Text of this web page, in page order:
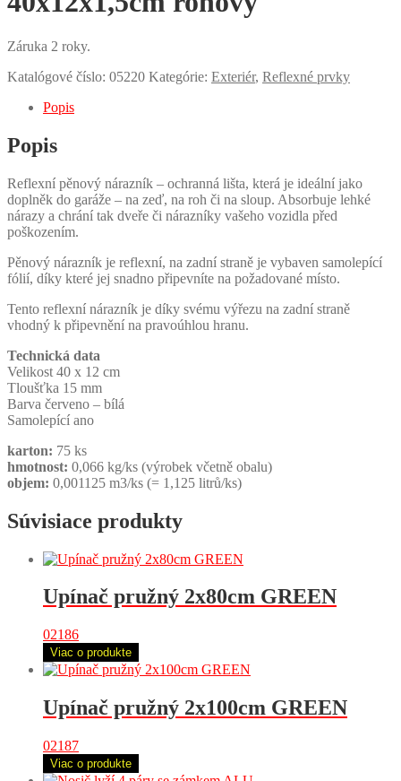
Záruka 2 roky.
Katalógové číslo: 05220 Kategórie: Exteriér, Reflexné prvky
Popis
Popis
Reflexní pěnový nárazník – ochranná lišta, která je ideální jako
doplněk do garáže – na zeď, na roh či na sloup. Absorbuje lehké
nárazy a chrání tak dveře či nárazníky vašeho vozidla před
poškozením.
Pěnový nárazník je reflexní, na zadní straně je vybaven samolepící
fólií, díky které jej snadno připevníte na požadované místo.
Tento reflexní nárazník je díky svému výřezu na zadní straně
vhodný k připevnění na pravoúhlou hranu.
Technická data
Velikost 40 x 12 cm
Tloušťka 15 mm
Barva červeno – bílá
Samolepící ano
karton: 75 ks
hmotnost: 0,066 kg/ks (výrobek včetně obalu)
objem: 0,001125 m3/ks (= 1,125 litrů/ks)
Súvisiace produkty
Upínač pružný 2x80cm GREEN
02186
Viac o produkte
Upínač pružný 2x100cm GREEN
02187
Viac o produkte